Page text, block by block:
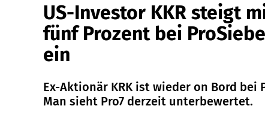
US-Investor KKR steigt
fünf Prozent bei
ein
Ex-Aktionär KRK ist wieder on Bord bei
Man sieht Pro7 derzeit unterbewertet.